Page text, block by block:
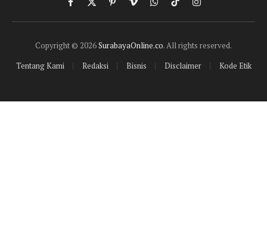
Facebook
X
(Twitter)
PinterestVimeoWhatsApp
TikTokInstagram
Copyright © 2026SurabayaOnline.co. All rights reserved.
Tentang Kami
Redaksi Bisnis Disclaimer Kode Etik